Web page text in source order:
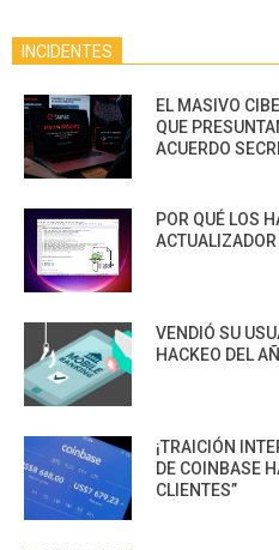
INCIDENTES
EL MASIVO
QUE
ACUERDO
POR QUÉ LOS
VENDIÓ SU
HACKEO DEL
¡TRAICIÓN
DE COINBASE
CLIENTES”